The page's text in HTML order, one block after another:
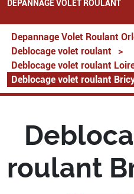
DEPANNAGE VOLET ROULANT
Depannage Volet Roulant
Deblocage volet roulant
>
Deblocage volet roulant
Deblocage volet roulant
roulant